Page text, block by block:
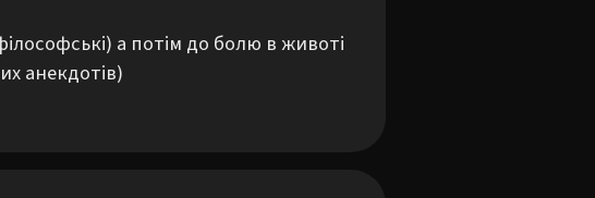
а потім до болю в животі
анекдотів)